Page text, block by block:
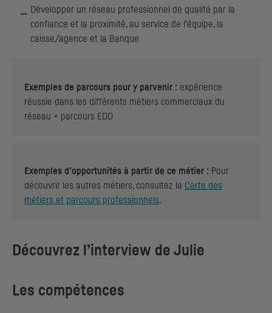
Développer un réseau professionnel de qualité par la
confiance et la proximité, au service de l’équipe, la
caisse/agence et la Banque
Exemples de parcours pour y parvenir : expérience
réussie dans les différents métiers commerciaux du
réseau + parcours EDD
Exemples d’opportunités à partir de ce métier : Pour
découvrir les autres métiers, consultez la Carte des
métiers et parcours professionnels.
Découvrez l’interview de Julie
Les compétences